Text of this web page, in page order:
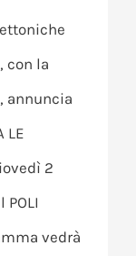
con la
annuncia
LE
2
vedrà